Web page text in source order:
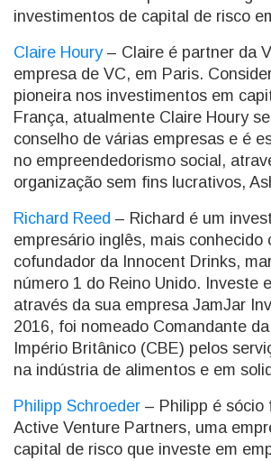
investimentos de capital de risco
Claire Houry– Claire é partner da
empresa de VC, em Paris.
pioneira nos investimentos em
França, atualmente Claire Houry
conselho de várias empresas e é
no empreendedorismo social,
organização sem fins lucrativos,
Richard Reed – Richard é um
empresário inglês, mais conhecido
cofundador da Innocent Drinks,
número 1 do Reino Unido. Investe
através da sua empresa JamJar
2016, foi nomeado Comandante
Império Britânico (CBE) pelos
na indústria de alimentos e em
Philipp Schroeder – Philipp é sócio
Active Venture Partners, uma
capital de risco que investe em